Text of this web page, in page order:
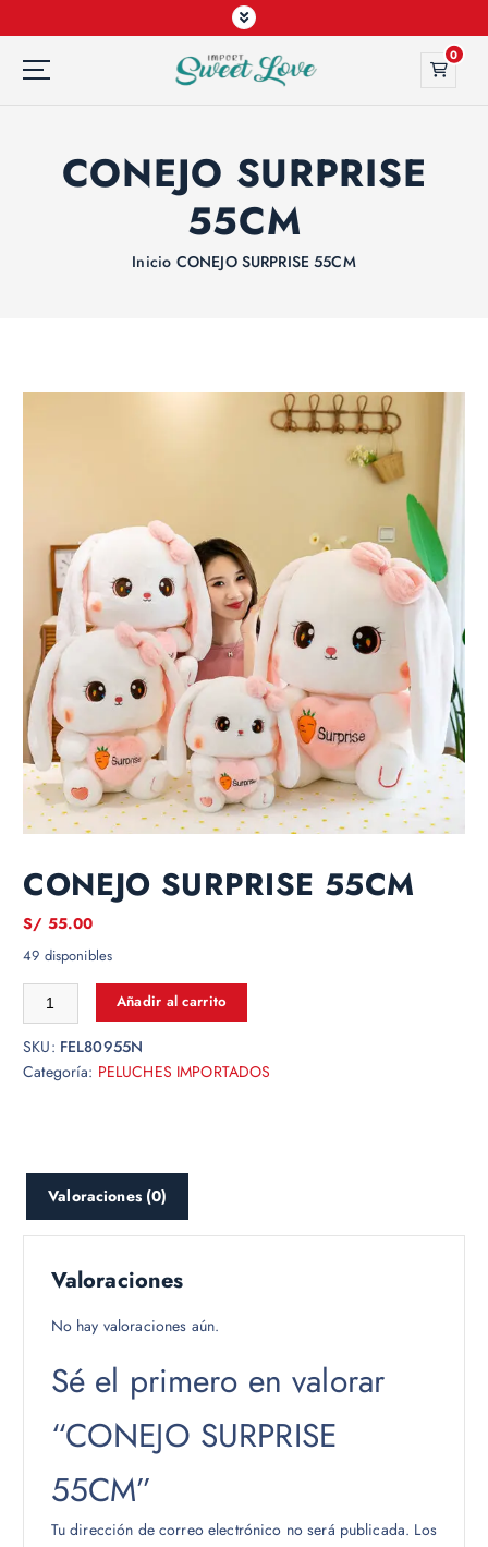
0
CONEJO SURPRISE
55CM
Inicio CONEJO SURPRISE 55CM
CONEJO SURPRISE 55CM
S/ 55.00
49 disponibles
Añadir al carrito
SKU: FEL80955N
Categoría: PELUCHES IMPORTADOS
Valoraciones (0)
Valoraciones
No hay valoraciones aún.
Sé el primero en valorar
“CONEJO SURPRISE
55CM”
Tu dirección de correo electrónico no será publicada. Los